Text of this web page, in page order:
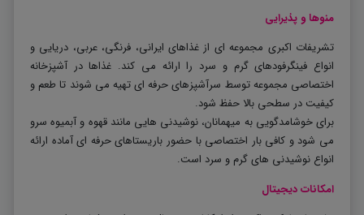
منوها و پذیرایی
تشریفات اکبری مجموعه ای از غذاهای ایرانی، فرنگی، عربی، دریایی و
انواع فینگرفودهای گرم و سرد را ارائه می کند. غذاها در آشپزخانه
اختصاصی مجموعه توسط سرآشپزهای حرفه ای تهیه می شوند تا طعم و
کیفیت در سطحی بالا حفظ شود.
برای خوشامدگویی به میهمانان، نوشیدنی هایی مانند قهوه و آبمیوه سرو
می شود و کافی بار اختصاصی با حضور باریستاهای حرفه ای آماده ارائه
انواع نوشیدنی های گرم و سرد است.
امکانات دیجیتال